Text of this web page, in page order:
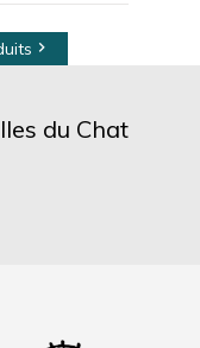

du Chat